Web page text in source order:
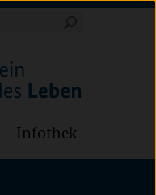
Infothek
Infothek